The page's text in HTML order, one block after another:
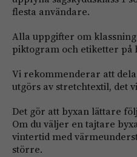
flesta användare.
Alla uppgifter om
piktogram och etiketter på
Vi rekommenderar att
utgörs av stretchtextil, det
Det gör att byxan lättare
Om du väljer en tajtare
vintertid med
större.